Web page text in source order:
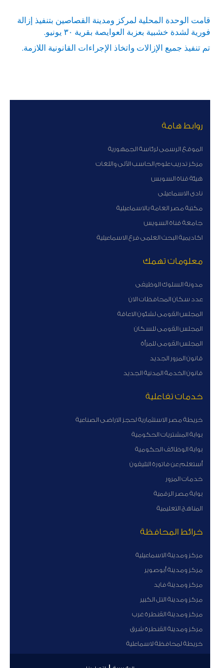
قامت الوحدة المحلية لمركز ومدينة القصاصين بتنفيذ إزالة
فورية لشدة خشبية بعزبة العوايصة بقرية ٣٠ يونيو.
تم تنفيذ جميع الإزالات واتخاذ الإجراءات القانونية اللازمة.
روابط هامة
الموقع الرسمى لرئاسة الجمهورية
مركز تدريب علوم الحاسب الآلى واللغات
هيئة قناة السوبس
نادى الاسماعيلى
مكتبة مصر العامة بالاسماعيلية
جامعة قناة السويس
اكاديمية البحث العلمى فرع الاسماعيلية
معلومات تهمك
مدونة السلوك الوظيفى
عدد سكان المحافظات الان
المجلس القومى لشئون الاعاقة
المجلس القومى للسكان
المجلس القومى للمرأة
قانون المرور الجديد
قانون الخدمة المدنية الجديد
خدمات تفاعلية
خريطة مصر الاستثمارية لحجز الاراضى الصناعية
بوابة المشتريات الحكومية
بوابة الوظائف الحكومية
أستعلم عن فاتورة التليفون
خدمات المرور
بوابة مصر الرقمية
المناهج التعليمية
خرائط المحافظة
مركز ومدينة الاسماعيلية
مركز ومدينة أبوصوير
مركز ومدينة فايد
مركز ومدينة التل الكبير
مركز ومدينة القنطرة غرب
مركز ومدينة القنطرة شرق
خريطة لمحافظة لاسماعلية